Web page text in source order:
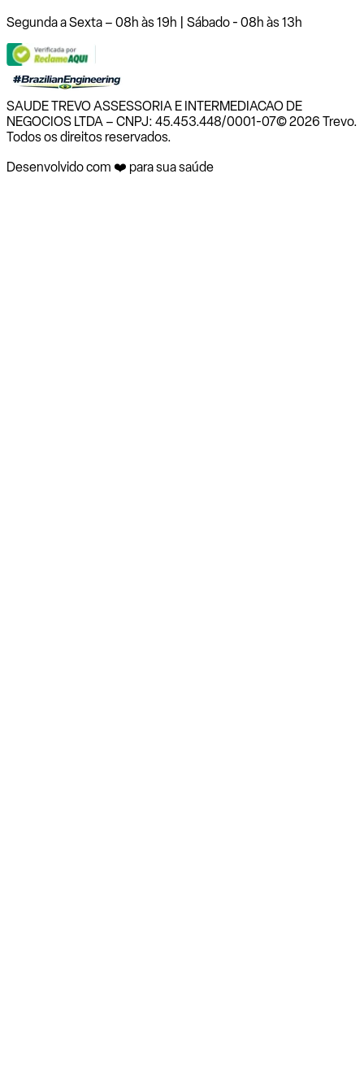
Segunda a Sexta – 08h às 19h | Sábado - 08h às 13h
SAUDE TREVO ASSESSORIA E INTERMEDIACAO DE
NEGOCIOS LTDA – CNPJ: 45.453.448/0001-07© 2026 Trevo.
Todos os direitos reservados.
Desenvolvido com ❤️ para sua saúde